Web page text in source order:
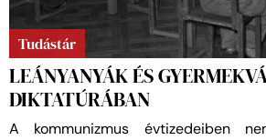
Tudástár
LEÁNYANYÁK ÉS
DIKTATÚRÁBAN
A kommunizmus évtizedeiben